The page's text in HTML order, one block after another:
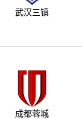
武汉三镇
成都蓉城